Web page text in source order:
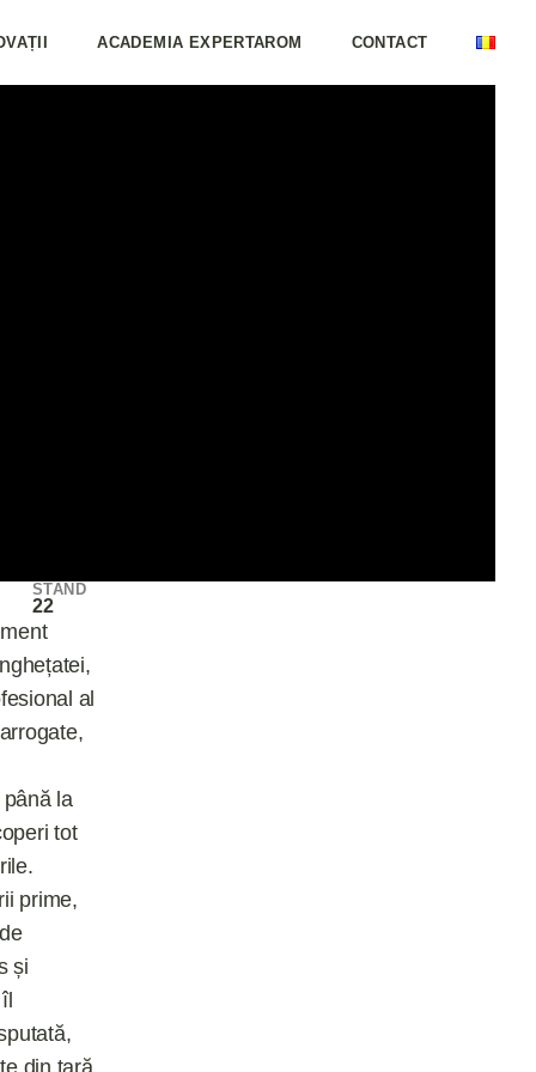
ACADEMIA EXPERTAROM CONTACT
STAND
22
al
la
tot
prime,
și
din țară,